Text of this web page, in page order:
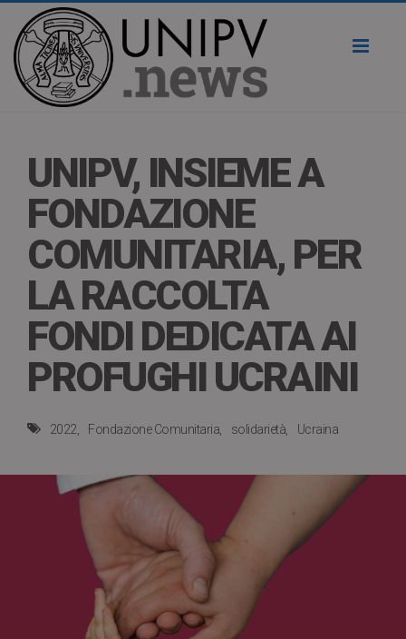
UNIPV, INSIEME A
FONDAZIONE
COMUNITARIA, PER
LA RACCOLTA
FONDI DEDICATA AI
PROFUGHI UCRAINI
2022 Fondazione Comunitaria solidarietà Ucraina